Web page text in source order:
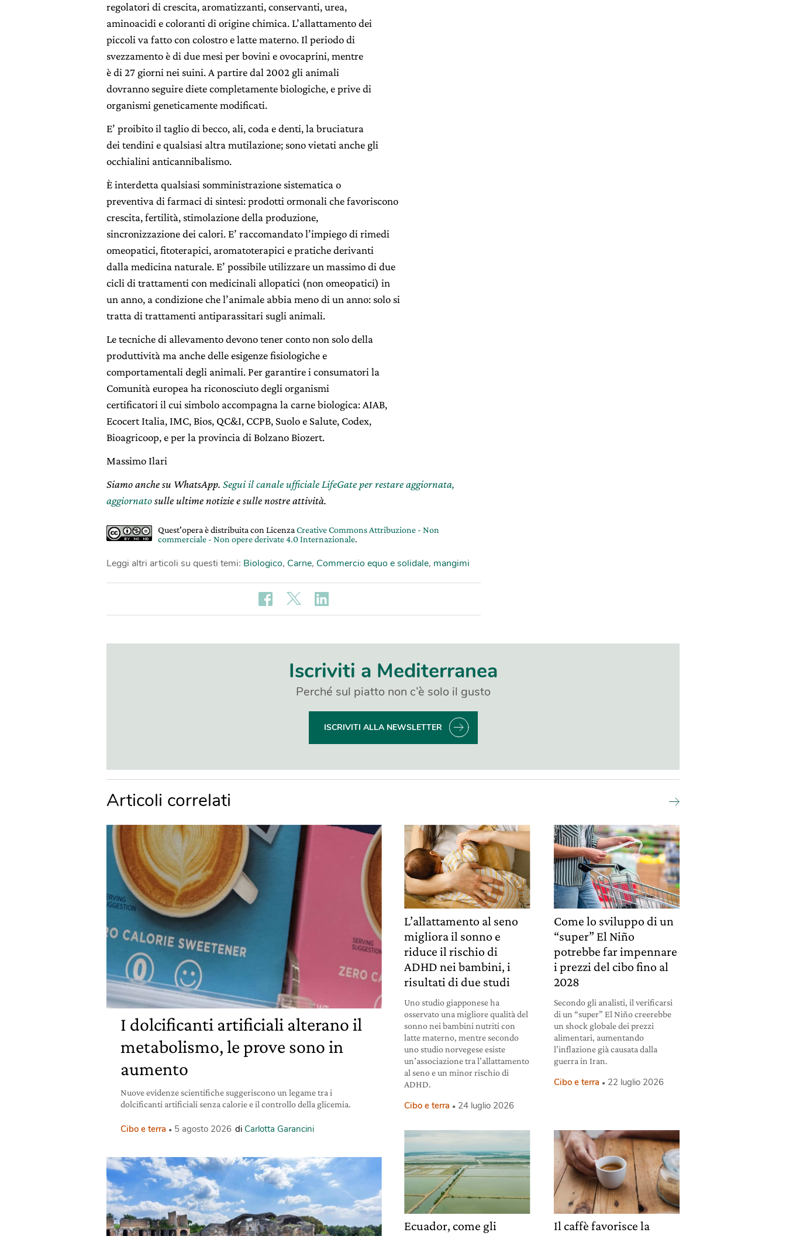
regolatori di crescita, aromatizzanti, conservanti, urea,
aminoacidi e coloranti di origine chimica. L’allattamento dei
piccoli va fatto con colostro e latte materno. Il periodo di
svezzamento è di due mesi per bovini e ovocaprini, mentre
è di 27 giorni nei suini. A partire dal 2002 gli animali
dovranno seguire diete completamente biologiche, e prive di
organismi geneticamente modificati.
E’ proibito il taglio di becco, ali, coda e denti, la bruciatura
dei tendini e qualsiasi altra mutilazione; sono vietati anche gli
occhialini anticannibalismo.
È interdetta qualsiasi somministrazione sistematica o
preventiva di farmaci di sintesi: prodotti ormonali che favoriscono
crescita, fertilità, stimolazione della produzione,
sincronizzazione dei calori. E’ raccomandato l’impiego di rimedi
omeopatici, fitoterapici, aromatoterapici e pratiche derivanti
dalla medicina naturale. E’ possibile utilizzare un massimo di due
cicli di trattamenti con medicinali allopatici (non omeopatici) in
un anno, a condizione che l’animale abbia meno di un anno: solo si
tratta di trattamenti antiparassitari sugli animali.
Le tecniche di allevamento devono tener conto non solo della
produttività ma anche delle esigenze fisiologiche e
comportamentali degli animali. Per garantire i consumatori la
Comunità europea ha riconosciuto degli organismi
certificatori il cui simbolo accompagna la carne biologica: AIAB,
Ecocert Italia, IMC, Bios, QC&I, CCPB, Suolo e Salute, Codex,
Bioagricoop, e per la provincia di Bolzano Biozert.
Massimo Ilari
Siamo anche su WhatsApp. Segui il canale ufficiale LifeGate per restare aggiornata,
aggiornatosulle ultime notizie e sulle nostre attività.
Quest'opera è distribuita con Licenza Creative Commons Attribuzione - Non
commerciale - Non opere derivate 4.0 Internazionale.
Leggi altri articoli su questi temi: Biologico, Carne, Commercio equo e solidale, mangimi
Iscriviti a Mediterranea
Perché sul piatto non c’è solo il gusto
ISCRIVITI ALLA NEWSLETTER
Articoli correlati
I dolcificanti artificiali alterano il
metabolismo, le prove sono in
aumento
Nuove evidenze scientifiche suggeriscono un legame tra i
dolcificanti artificiali senza calorie e il controllo della glicemia.
Cibo e terra 5 agosto 2026 di Carlotta Garancini
L’allattamento al seno
migliora il sonno e
riduce il rischio di
ADHD nei bambini, i
risultati di due studi
Uno studio giapponese ha
osservato una migliore qualità del
sonno nei bambini nutriti con
latte materno, mentre secondo
uno studio norvegese esiste
un’associazione tra l’allattamento
al seno e un minor rischio di
ADHD.
Cibo e terra 24 luglio 2026
Come lo sviluppo di un
“super” El Niño
potrebbe far impennare
i prezzi del cibo fino al
2028
Secondo gli analisti, il verificarsi
di un “super” El Niño creerebbe
un shock globale dei prezzi
alimentari, aumentando
l’inflazione già causata dalla
guerra in Iran.
Cibo e terra 22 luglio 2026
Ecuador, come gli
Il caffè favorisce la